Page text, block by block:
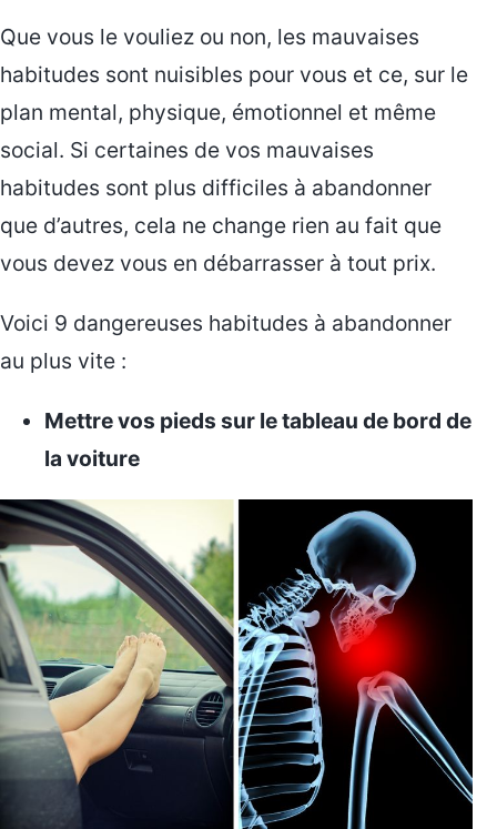
Que vous le vouliez ou non, les mauvaises
habitudes sont nuisibles pour vous et ce, sur le
plan mental, physique, émotionnel et même
social. Si certaines de vos mauvaises
habitudes sont plus difficiles à abandonner
que d’autres, cela ne change rien au fait que
vous devez vous en débarrasser à tout prix.
Voici 9 dangereuses habitudes à abandonner
au plus vite :
Mettre vos pieds sur le tableau de bord de
la voiture